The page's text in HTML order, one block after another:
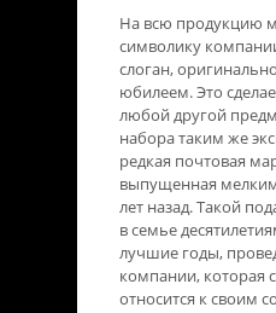
На всю продукцию
символику
слоган,
юбилеем. Это
любой другой
набора таким же
редкая почтовая
выпущенная
лет назад. Такой
в семье
лучшие годы,
компании, которая
относится к своим